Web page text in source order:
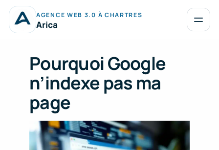
Aller
contenu
AGENCE WEB 3.0 À CHARTRES
Arica
Ouvrir
Pourquoi Google
n’indexe pas ma
page